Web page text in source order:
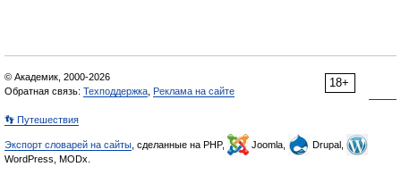
18+
© Академик, 2000-2026
Обратная связь: Техподдержка Реклама на сайте
👣 Путешествия
Экспорт словарей на сайты , сделанные на PHP, Joomla,
Drupal,
WordPress, MODx.